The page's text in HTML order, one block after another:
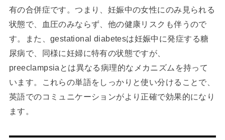
有の合併症です。つまり、妊娠中の女性にのみ見られる
状態で、血圧のみならず、他の健康リスクも伴うので
す。また、gestational diabetesは妊娠中に発症する糖
尿病で、同様に妊婦に特有の状態ですが、
preeclampsiaとは異なる病理的なメカニズムを持って
います。これらの単語をしっかりと使い分けることで、
英語でのコミュニケーションがより正確で効果的になり
ます。